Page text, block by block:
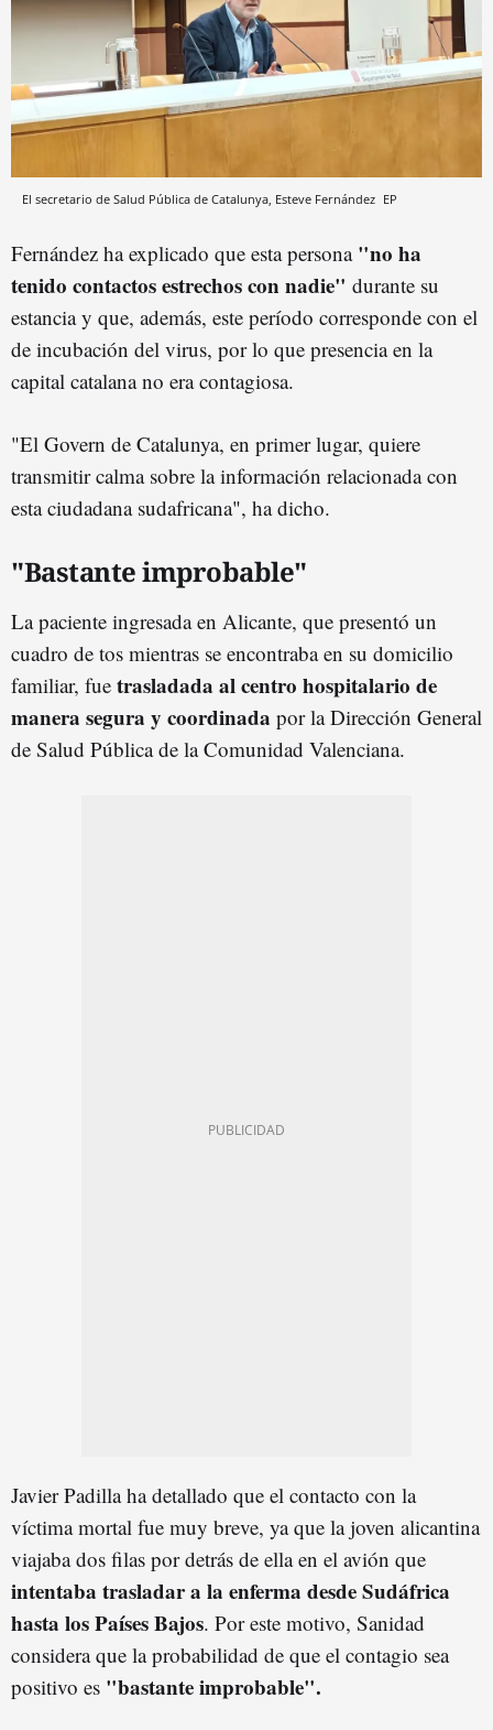
El secretario de Salud Pública de Catalunya, Esteve Fernández EP
Fernández ha explicado que esta persona "no ha
tenido contactos estrechos con nadie" durante su
estancia y que, además, este período corresponde con el
de incubación del virus, por lo que presencia en la
capital catalana no era contagiosa.
"El Govern de Catalunya, en primer lugar, quiere
transmitir calma sobre la información relacionada con
esta ciudadana sudafricana", ha dicho.
"Bastante improbable"
La paciente ingresada en Alicante, que presentó un
cuadro de tos mientras se encontraba en su domicilio
familiar, fue trasladada al centro hospitalario de
manera segura y coordinada por la Dirección General
de Salud Pública de la Comunidad Valenciana.
Javier Padilla ha detallado que el contacto con la
víctima mortal fue muy breve, ya que la joven alicantina
viajaba dos filas por detrás de ella en el avión que
intentaba trasladar a la enferma desde Sudáfrica
hasta los Países Bajos. Por este motivo, Sanidad
considera que la probabilidad de que el contagio sea
positivo es "bastante improbable".